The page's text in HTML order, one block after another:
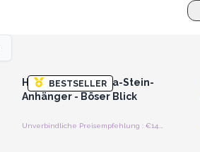
BESTSELLER
Hängender Chakra-Stein-
Anhänger - Böser Blick